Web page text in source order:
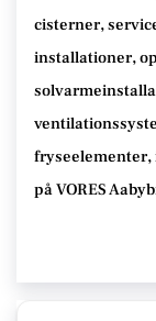
cisterner,
installationer,
fryseelementer,
på VORES